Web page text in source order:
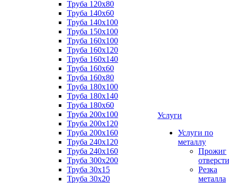
Труба 120x80
Труба 140x60
Труба 140x100
Труба 150x100
Труба 160x100
Труба 160x120
Труба 160x140
Труба 160x60
Труба 160x80
Труба 180x100
Труба 180x140
Труба 180x60
Труба 200x100
Труба 200x120
Труба 200x160
Труба 240x120
Труба 240x160
Труба 300x200
Труба 30x15
Труба 30x20
Услуги
Услуги по
металлу
Прожиг
Резка
металла